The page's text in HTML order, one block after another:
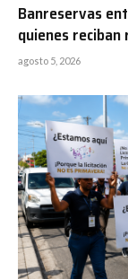
Banreservas
quienes reciban
agosto 5, 2026